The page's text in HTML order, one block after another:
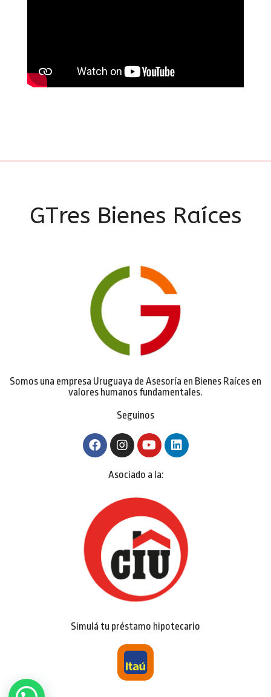
GTres Bienes Raíces
Somos una empresa Uruguaya de Asesoría en Bienes Raíces en
valores humanos fundamentales.
Seguinos
Asociado a la:
Simulá tu préstamo hipotecario